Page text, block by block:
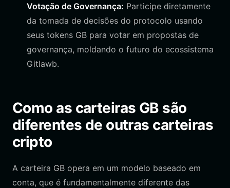
Votação de Governança: Participe diretamente
da tomada de decisões do protocolo usando
seus tokens GB para votar em propostas de
governança, moldando o futuro do ecossistema
Gitlawb.
Como as carteiras GB são
diferentes de outras carteiras
cripto
A carteira GB opera em um modelo baseado em
conta, que é fundamentalmente diferente das